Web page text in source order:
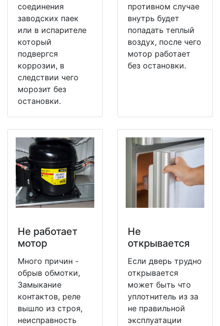
соединения
заводских паек
или в испарителе
который
подвергся
коррозии, в
следствии чего
морозит без
остановки.
противном случае
внутрь будет
попадать теплый
воздух, после чего
мотор работает
без остановки.
Не работает
мотор
Много причин -
обрыв обмотки,
Замыкание
контактов, реле
вышло из строя,
неисправность
Не
открывается
Если дверь трудно
открывается
может быть что
уплотнитель из за
не правильной
эксплуатации